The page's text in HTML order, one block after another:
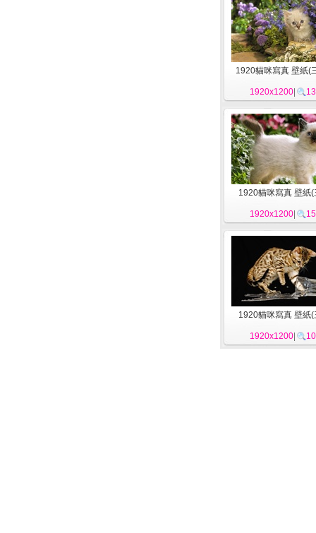
1920貓咪寫真 壁紙(
1920x1200
1920貓咪寫真 壁紙(
1920x1200
1920貓咪寫真 壁紙(
1920x1200